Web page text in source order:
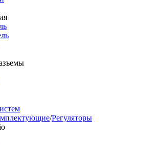
/Регуляторы